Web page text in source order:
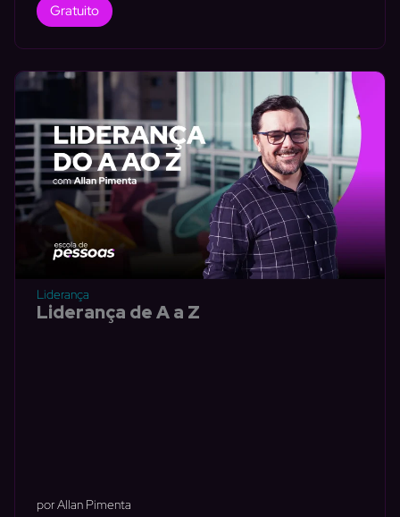
Gratuito
Liderança
Liderança de A a Z
por Allan Pimenta